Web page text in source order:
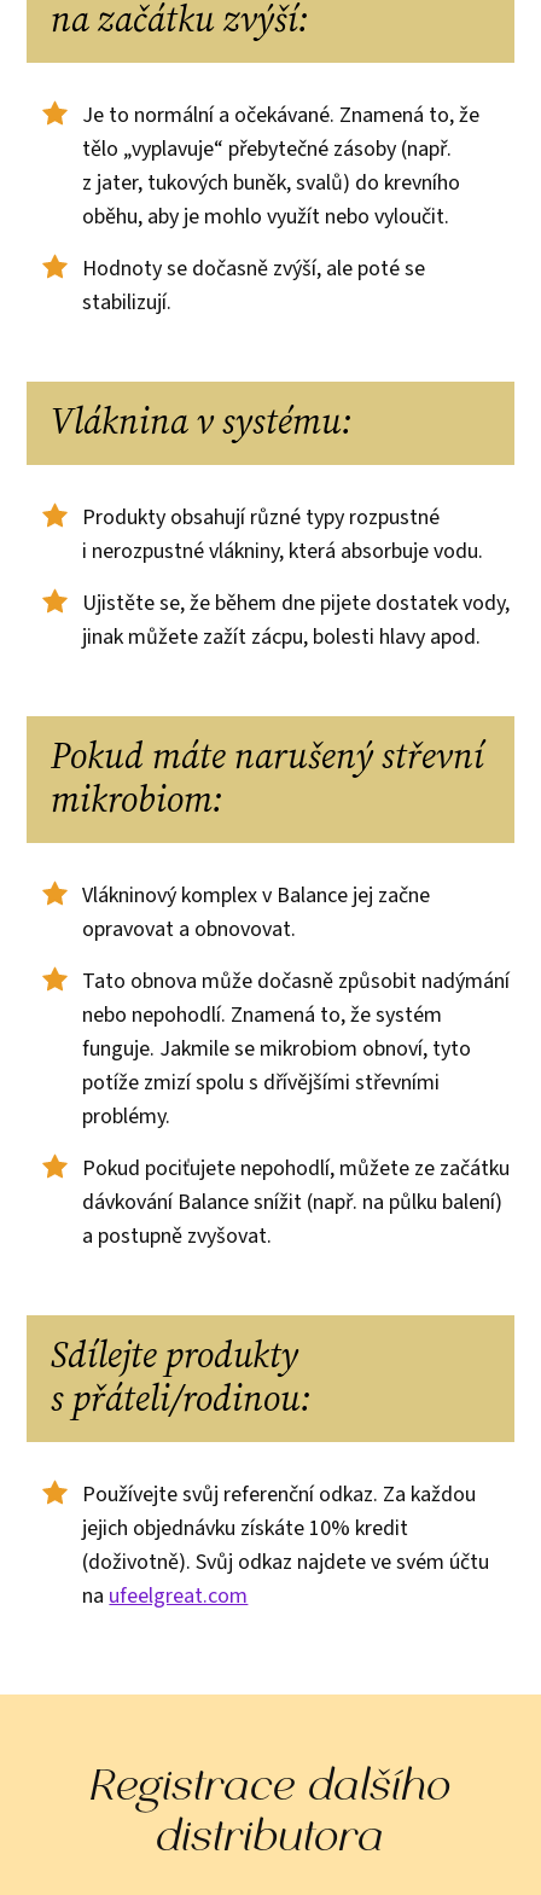
na začátku zvýší:
Je to normální a očekávané. Znamená to, že
tělo „vyplavuje“ přebytečné zásoby (např.
z jater, tukových buněk, svalů) do krevního
oběhu, aby je mohlo využít nebo vyloučit.
Hodnoty se dočasně zvýší, ale poté se
stabilizují.
Vláknina v systému:
Produkty obsahují různé typy rozpustné
i nerozpustné vlákniny, která absorbuje vodu.
Ujistěte se, že během dne pijete dostatek vody,
jinak můžete zažít zácpu, bolesti hlavy apod.
Pokud máte narušený střevní
mikrobiom:
Vlákninový komplex v Balance jej začne
opravovat a obnovovat.
Tato obnova může dočasně způsobit nadýmání
nebo nepohodlí. Znamená to, že systém
funguje. Jakmile se mikrobiom obnoví, tyto
potíže zmizí spolu s dřívějšími střevními
problémy.
Pokud pociťujete nepohodlí, můžete ze začátku
dávkování Balance snížit (např. na půlku balení)
a postupně zvyšovat.
Sdílejte produkty
s přáteli/rodinou:
Používejte svůj referenční odkaz. Za každou
jejich objednávku získáte 10% kredit
(doživotně). Svůj odkaz najdete ve svém účtu
na ufeelgreat.com
Registrace dalšího
distributora